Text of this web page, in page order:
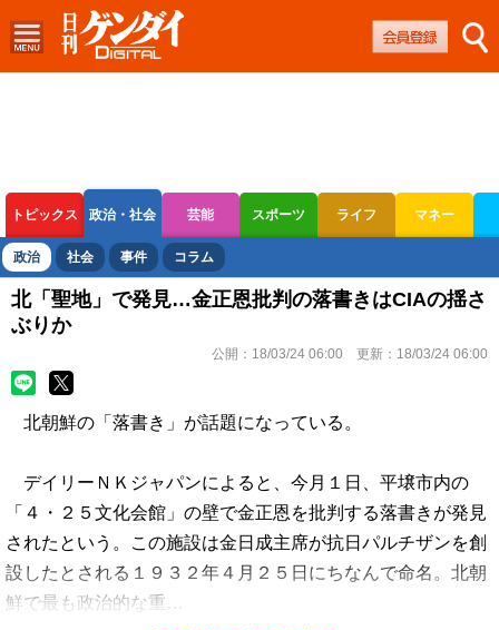
トピックス 政治・社会 芸能 スポーツ ライフ マネー
ボートレース 競輪 オートレース
政治 社会 事件 コラム
北「聖地」で発見…金正恩批判の落書きはCIAの揺さ
ぶりか
公開： 18/03/24 06:00 更新： 18/03/24 06:00
北朝鮮の「落書き」が話題になっている。
デイリーＮＫジャパンによると、今月１日、平壌市内の
「４・２５文化会館」の壁で金正恩を批判する落書きが発見
されたという。この施設は金日成主席が抗日パルチザンを創
設したとされる１９３２年４月２５日にちなんで命名。北朝
鮮で最も政治的な重…